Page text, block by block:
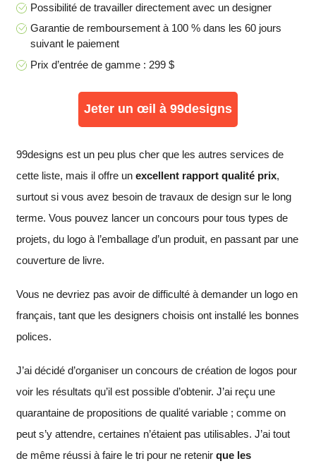
Possibilité de travailler directement avec un designer
Garantie de remboursement à 100 % dans les 60 jours
suivant le paiement
Prix d’entrée de gamme : 299 $
Jeter un œil à 99designs
99designs est un peu plus cher que les autres services de
cette liste, mais il offre un excellent rapport qualité prix,
surtout si vous avez besoin de travaux de design sur le long
terme. Vous pouvez lancer un concours pour tous types de
projets, du logo à l’emballage d’un produit, en passant par une
couverture de livre.
Vous ne devriez pas avoir de difficulté à demander un logo en
français, tant que les designers choisis ont installé les bonnes
polices.
J’ai décidé d’organiser un concours de création de logos pour
voir les résultats qu’il est possible d’obtenir. J’ai reçu une
quarantaine de propositions de qualité variable ; comme on
peut s’y attendre, certaines n’étaient pas utilisables. J’ai tout
de même réussi à faire le tri pour ne retenir que les